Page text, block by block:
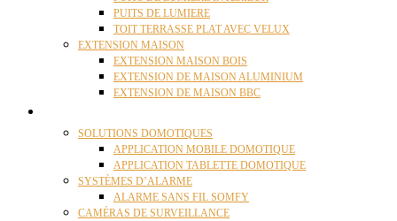
PUITS DE LUMIERE
TOIT TERRASSE PLAT AVEC VELUX
EXTENSION MAISON
EXTENSION MAISON BOIS
EXTENSION DE MAISON ALUMINIUM
EXTENSION DE MAISON BBC
SOLUTIONS DOMOTIQUES
APPLICATION MOBILE DOMOTIQUE
APPLICATION TABLETTE DOMOTIQUE
SYSTÈMES D’ALARME
ALARME SANS FIL SOMFY
CAMÉRAS DE SURVEILLANCE